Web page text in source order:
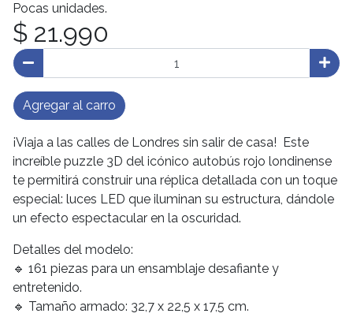
Pocas unidades.
$ 21.990
Agregar al carro
¡Viaja a las calles de Londres sin salir de casa! Este
increíble puzzle 3D del icónico autobús rojo londinense
te permitirá construir una réplica detallada con un toque
especial: luces LED que iluminan su estructura, dándole
un efecto espectacular en la oscuridad.
Detalles del modelo:
🔹 161 piezas para un ensamblaje desafiante y
entretenido.
🔹 Tamaño armado: 32,7 x 22,5 x 17,5 cm.